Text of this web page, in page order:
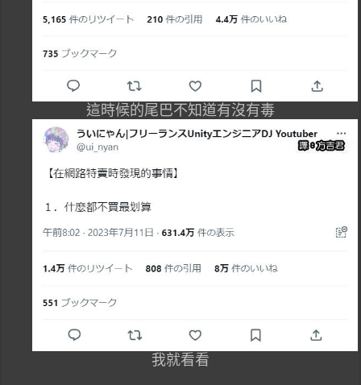
這時候的尾巴不知道有沒有毒
我就看看